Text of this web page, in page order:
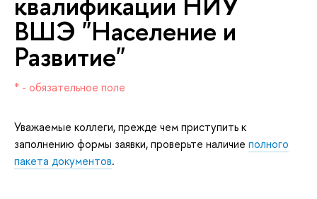
ШЭ "Население и
Развитие"
* - обязательное поле
Уважаемые коллеги, прежде чем приступить к
заполнению формы заявки, проверьте наличие полного
пакета документо.